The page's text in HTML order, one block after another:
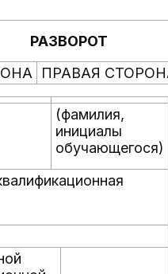
РАЗВОРОТ
ПРАВАЯ
(фамилия,
инициалы
обучающегося)